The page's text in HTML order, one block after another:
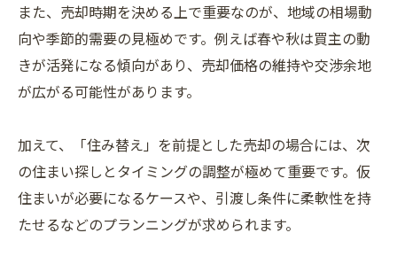
また、売却時期を決める上で重要なのが、地域の相場動
向や季節的需要の見極めです。例えば春や秋は買主の動
きが活発になる傾向があり、売却価格の維持や交渉余地
が広がる可能性があります。
加えて、「住み替え」を前提とした売却の場合には、次
の住まい探しとタイミングの調整が極めて重要です。仮
住まいが必要になるケースや、引渡し条件に柔軟性を持
たせるなどのプランニングが求められます。